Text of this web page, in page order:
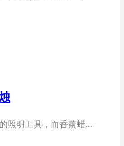
照明工具，而香薰蜡…